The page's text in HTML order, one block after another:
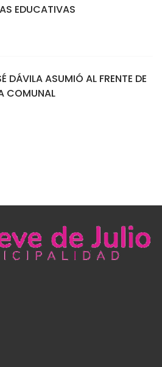
EDUCATIVAS
DÁVILA ASUMIÓ AL FRENTE DE
COMUNAL